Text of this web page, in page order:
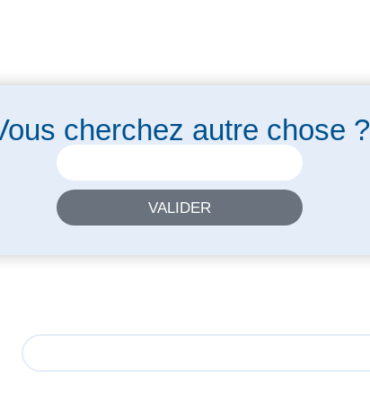
cherchez autre chose ?
VALIDER